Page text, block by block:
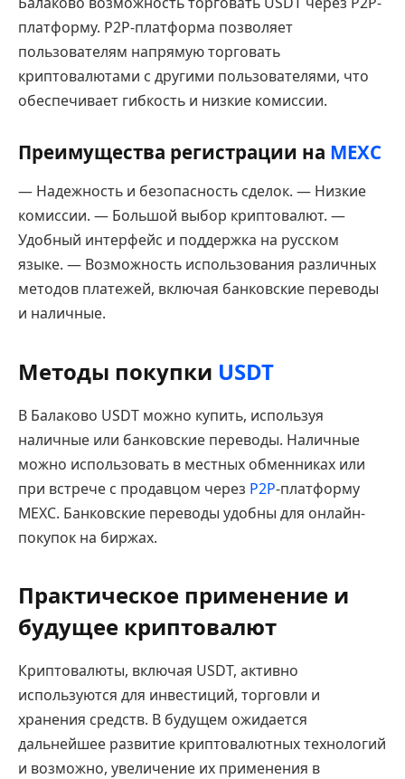
платформу. P2P-платформа позволяет
пользователям напрямую торговать
криптовалютами с другими пользователями, что
обеспечивает гибкость и низкие комиссии.
Преимущества регистрации на MEXC
— Надежность и безопасность сделок. — Низкие
комиссии. — Большой выбор криптовалют. —
Удобный интерфейс и поддержка на русском
языке. — Возможность использования различных
методов платежей, включая банковские переводы
и наличные.
Методы покупки USDT
В Балаково USDT можно купить, используя
наличные или банковские переводы. Наличные
можно использовать в местных обменниках или
при встрече с продавцом через P2P-платформу
MEXC. Банковские переводы удобны для онлайн-
покупок на биржах.
Практическое применение и
будущее криптовалют
Криптовалюты, включая USDT, активно
используются для инвестиций, торговли и
хранения средств. В будущем ожидается
дальнейшее развитие криптовалютных технологий
и возможно, увеличение их применения в